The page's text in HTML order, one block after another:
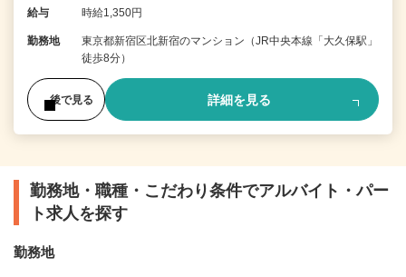
給与 時給1,350円
勤務地
東京都新宿区北新宿のマンション（JR中央本線「大久保駅」
徒歩8分）
後で見る 詳細を見る
勤務地・職種・こだわり条件でアルバイト・パー
ト求人を探す
勤務地